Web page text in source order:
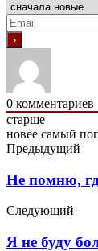
0 комментариев
старше
новее самый
Предыдущий
Не помню,
Следующий
Я не буду